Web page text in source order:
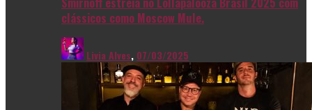
clássicos como Moscow Mule.
Livia Alves, 07/03/2025